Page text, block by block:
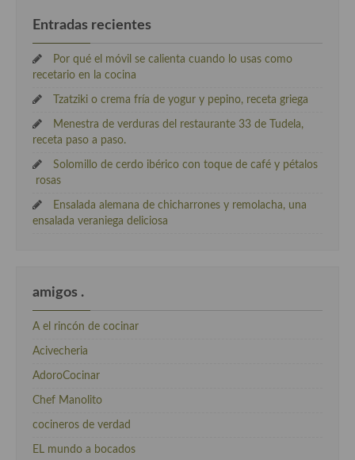
Entradas recientes
Por qué el móvil se calienta cuando lo usas como
recetario en la cocina
Tzatziki o crema fría de yogur y pepino, receta griega
Menestra de verduras del restaurante 33 de Tudela,
receta paso a paso.
Solomillo de cerdo ibérico con toque de café y pétalos
rosas
Ensalada alemana de chicharrones y remolacha, una
ensalada veraniega deliciosa
amigos .
A el rincón de cocinar
Acivecheria
AdoroCocinar
Chef Manolito
cocineros de verdad
EL mundo a bocados